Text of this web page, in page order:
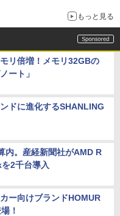
もっと見る
リ倍増！メモリ32GBの
ート」
ドに進化するSHANLING
内。産経新聞社がAMD R
2千台導入
ー向けブランドHOMUR
！